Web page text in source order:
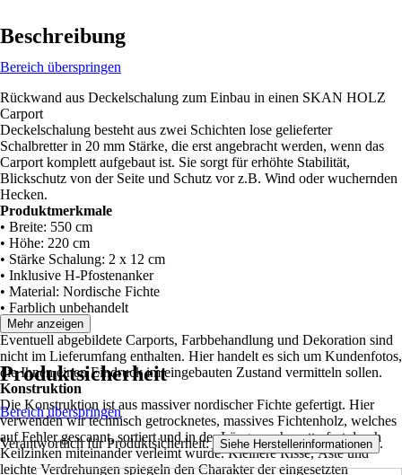
Beschreibung
Bereich überspringen
Rückwand aus Deckelschalung zum Einbau in einen SKAN HOLZ
Carport
Deckelschalung besteht aus zwei Schichten lose gelieferter
Schalbretter in 20 mm Stärke, die erst angebracht werden, wenn das
Carport komplett aufgebaut ist. Sie sorgt für erhöhte Stabilität,
Blickschutz von der Seite und Schutz vor z.B. Wind oder wuchernden
Hecken.
Produktmerkmale
• Breite: 550 cm
• Höhe: 220 cm
• Stärke Schalung: 2 x 12 cm
• Inklusive H-Pfostenanker
• Material: Nordische Fichte
• Farblich unbehandelt
Fotogallerie
Eventuell abgebildete Carports, Farbbehandlung und Dekoration sind
nicht im Lieferumfang enthalten. Hier handelt es sich um Kundenfotos,
die Ihnen einen Eindruck im eingebauten Zustand vermitteln sollen.
Konstruktion
Die Konstruktion ist aus massiver nordischer Fichte gefertigt. Hier
verwenden wir technisch getrocknetes, massives Fichtenholz, welches
auf Fehler gescannt, sortiert und in der Länge nach wetterfest durch
Keilzinken miteinander verleimt wurde. Kleinere Risse, Äste und
leichte Verdrehungen spiegeln den Charakter der eingesetzten
Mehr anzeigen
Produktsicherheit
Bereich überspringen
Verantwortlich für Produktsicherheit: Siehe Herstellerinformationen .